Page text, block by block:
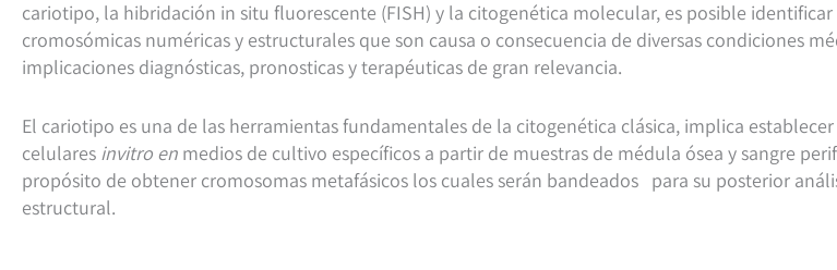
cariotipo, la hibridación in situ fluorescente (FISH) y la citogenética molecular, es posible
cromosómicas numéricas y estructurales que son causa o consecuencia de diversas condiciones
implicaciones diagnósticas, pronosticas y terapéuticas de gran relevancia.
El cariotipo es una de las herramientas fundamentales de la citogenética clásica, implica
celulares invitro en medios de cultivo específicos a partir de muestras de médula ósea y sangre
propósito de obtener cromosomas metafásicos los cuales serán bandeados para su posterior
estructural.